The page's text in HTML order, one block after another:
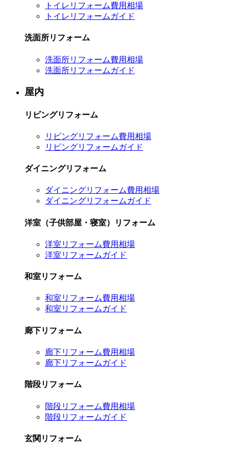
トイレリフォーム費用相場
トイレリフォームガイド
洗面所リフォーム
洗面所リフォーム費用相場
洗面所リフォームガイド
屋内
リビングリフォーム
リビングリフォーム費用相場
リビングリフォームガイド
ダイニングリフォーム
ダイニングリフォーム費用相場
ダイニングリフォームガイド
洋室（子供部屋・寝室）リフォーム
洋室リフォーム費用相場
洋室リフォームガイド
和室リフォーム
和室リフォーム費用相場
和室リフォームガイド
廊下リフォーム
廊下リフォーム費用相場
廊下リフォームガイド
階段リフォーム
階段リフォーム費用相場
階段リフォームガイド
玄関リフォーム